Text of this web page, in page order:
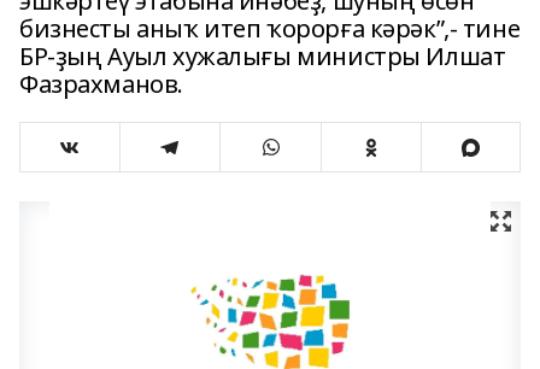
бизнесты аныҡ итеп ҡорорға кәрәк”,- тине
БР-ҙың Ауыл хужалығы министры Илшат
Фазрахманов.